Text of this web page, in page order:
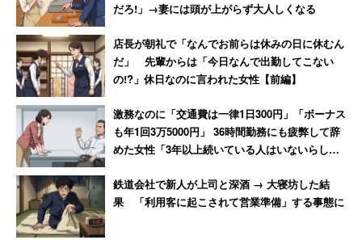
だろ!」→妻には頭が上がらず大人しくなる
店長が朝礼で「なんでお前らは休みの日に休むん
だ」 先輩からは「今日なんで出勤してこない
の!?」休日なのに言われた女性【前編】
激務なのに「交通費は一律1日300円」「ボーナス
も年1回3万5000円」 36時間勤務にも疲弊して辞
めた女性「3年以上続いている人はいないらし
鉄道会社で新人が上司と深酒 → 大寝坊した結
果 「利用客に起こされて営業準備」する事態に